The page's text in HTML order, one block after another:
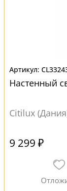
Настенный
Citilux
9 299 ₽